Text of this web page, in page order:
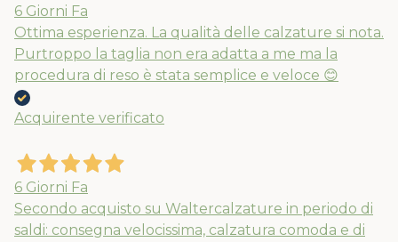
6 Giorni Fa
Ottima esperienza. La qualità delle calzature si nota.
Purtroppo la taglia non era adatta a me ma la
procedura di reso è stata semplice e veloce 😊
Acquirente verificato
6 Giorni Fa
Secondo acquisto su Waltercalzature in periodo di
saldi: consegna velocissima, calzatura comoda e di